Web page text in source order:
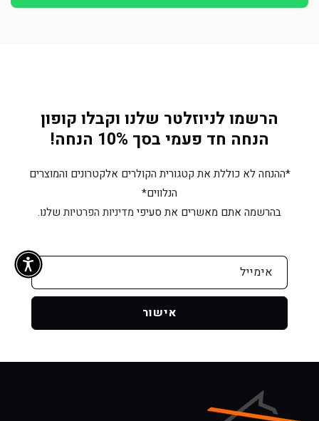
הרשמו לניוזלטר שלנו וקבלו קופון
הנחה חד פעמי בסך 10% הנחה!
*ההנחה לא כוללת את קטגורית הקולרים אלקטרונים והמוצרים
הנלווים*
בהרשמה אתם מאשרים את סעיפי מדיניות הפרטיות שלנו.
אימייל
אישור